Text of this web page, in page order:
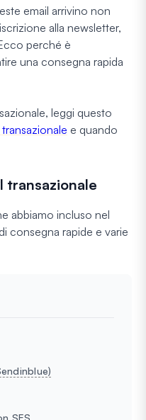
email arrivino non
alla newsletter,
perché è
una consegna rapida
leggi questo
e quando
transazionale
abbiamo incluso nel
consegna rapide e varie
SES